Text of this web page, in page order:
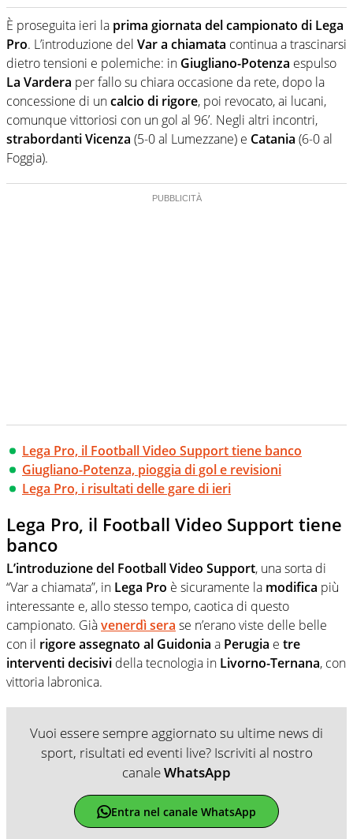
È proseguita ieri la prima giornata del campionato di Lega
Pro. L’introduzione del Var a chiamata continua a trascinarsi
dietro tensioni e polemiche: in Giugliano-Potenza espulso
La Vardera per fallo su chiara occasione da rete, dopo la
concessione di uncalcio di rigore, poi revocato, ai lucani,
comunque vittoriosi con un gol al 96’. Negli altri incontri,
strabordanti Vicenza (5-0 al Lumezzane) e Catania (6-0 al
Foggia).
Lega Pro, il Football Video Support tiene banco
Giugliano-Potenza, pioggia di gol e revisioni
Lega Pro, i risultati delle gare di ieri
Lega Pro, il Football Video Support tiene
banco
L’introduzione del Football Video Support, una sorta di
“Var a chiamata”, in Lega Pro è sicuramente la modifica più
interessante e, allo stesso tempo, caotica di questo
campionato. Giàvenerdì sera se n’erano viste delle belle
con il rigore assegnato al Guidonia a Perugia e tre
interventi decisivi della tecnologia in Livorno-Ternana, con
vittoria labronica.
Vuoi essere sempre aggiornato su ultime news di
sport, risultati ed eventi live? Iscriviti al nostro
canaleWhatsApp
Entra nel canale WhatsApp